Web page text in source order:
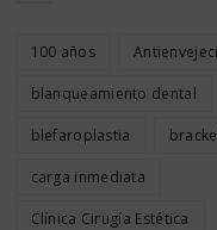
100 años
blanqueamiento dental
blefaroplastia
carga inmediata
Clínica Cirugía Estética